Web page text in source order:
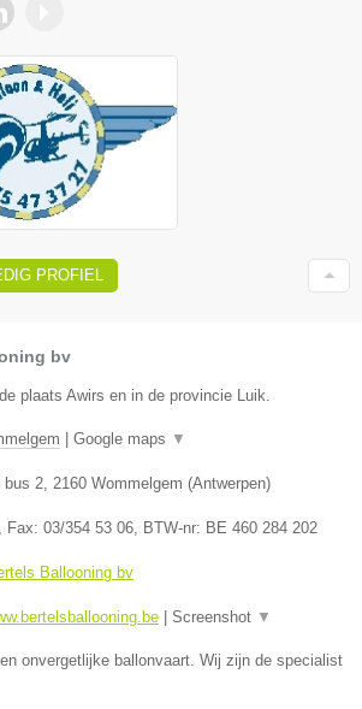
PROFIEL
bv
plaats Awirs en in de provincie Luik.
Google maps ▼
bus 2 2160 Wommelgem (Antwerpen)
, Fax: 03/354 53 06 , BTW-nr: BE 460 284 202
Ballooning bv
Screenshot ▼
onvergetlijke ballonvaart. Wij zijn de specialist